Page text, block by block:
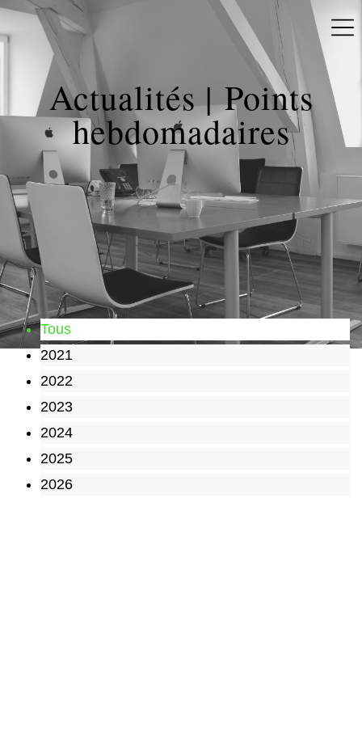
Actualités | Points
hebdomadaires
Tous
2021
2022
2023
2024
2025
2026